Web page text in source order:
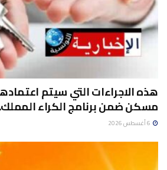
هذه الاجراءات التي سيتم
مسكن ضمن برنامج الكراء